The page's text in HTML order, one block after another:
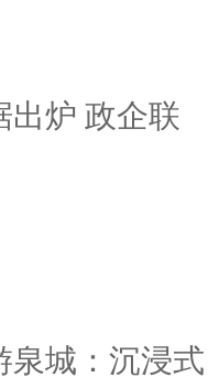
出炉 政企联
泉城：沉浸式